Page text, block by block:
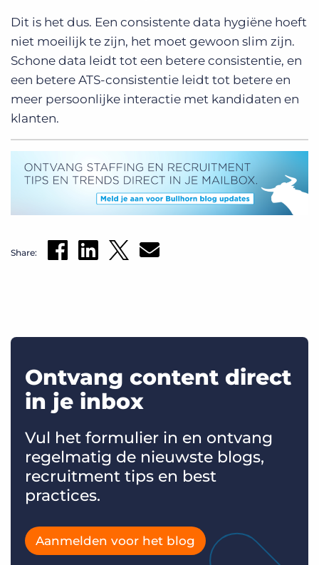
Dit is het dus. Een consistente data hygiëne hoeft
niet moeilijk te zijn, het moet gewoon slim zijn.
Schone data leidt tot een betere consistentie, en
een betere ATS-consistentie leidt tot betere en
meer persoonlijke interactie met kandidaten en
klanten.
Share:
Ontvang content direct
in je inbox
Vul het formulier in en ontvang
regelmatig de nieuwste blogs,
recruitment tips en best
practices.
Aanmelden voor het blog